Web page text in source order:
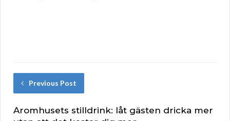
Previous Post
Aromhusets stilldrink: låt gästen dricka mer